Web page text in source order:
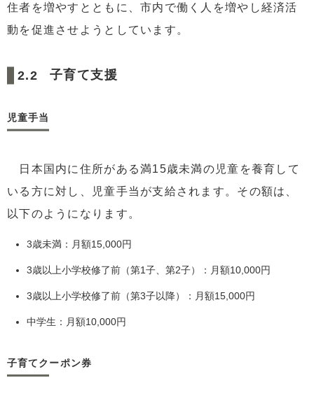
住者を増やすとともに、市内で働く人を増やし経済活
動を促進させようとしています。
子育て支援
児童手当
日本国内に住所がある満15歳未満の児童を養育して
いる方に対し、児童手当が支給されます。その額は、
以下のようになります。
3歳未満：月額15,000円
3歳以上小学校修了前（第1子、第2子）：月額10,000円
3歳以上小学校修了前（第3子以降）：月額15,000円
中学生：月額10,000円
子育てクーポン券